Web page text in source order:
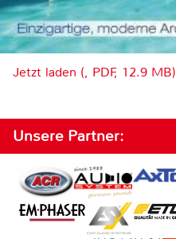
Jetzt laden (, PDF, 12.9 MB)
Unsere Partner: